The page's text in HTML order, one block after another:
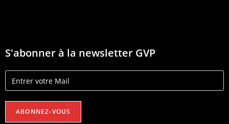
S'abonner à la newsletter GVP